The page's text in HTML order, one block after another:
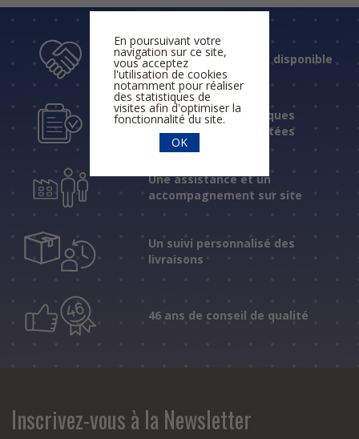
Un accueil humain et disponible
Des réponses techniques
fiables et expérimentées
Une assistance et un
accompagnement sur site
Un suivi personnalisé des
livraisons
46 ans de conseil de qualité
Inscrivez-vous à la Newsletter
En poursuivant votre
navigation sur ce site,
vous acceptez
l'utilisation de cookies
notamment pour réaliser
des statistiques de
visites afin d'optimiser la
fonctionnalité du site.
OK